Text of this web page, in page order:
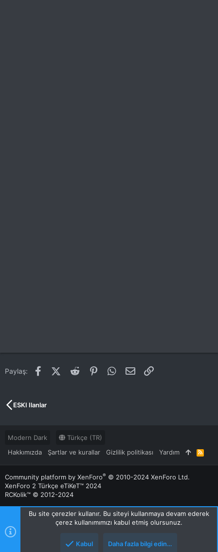
Paylaş: FacebookX (Twitter)
Reddit PinterestWhatsApp
E-posta
ESKI Ilanlar
Modern Dark
Türkçe (TR)
Hakkımızda
Şartlar ve kurallar Gizlilik politikası Yardım
R
S
S
Community platform by XenForo® © 2010-2024 XenForo Ltd.
XenForo 2 Türkçe eTiKeT™ 2024
RCKolik™ © 2012-2024
Bu site çerezler kullanır. Bu siteyi kullanmaya devam ederek
çerez kullanımımızı kabul etmiş olursunuz.
Kabul Daha fazla bilgi edin…